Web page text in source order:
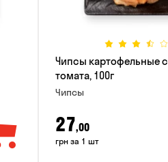
Чипсы картофельные
томата, 100г
Чипсы
27,00
грн за 1 шт